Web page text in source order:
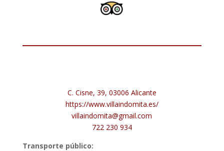
C. Cisne, 39, 03006 Alicante
https://www.villaindomita.es/
villaindomita@gmail.com
722 230 934
Transporte público: